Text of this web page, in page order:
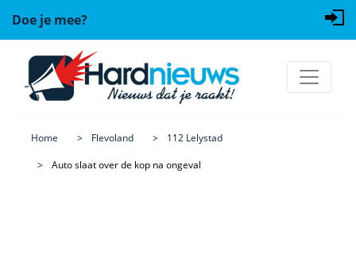
Doe je mee?
Home Flevoland
112 Lelystad
Auto slaat over de kop na ongeval